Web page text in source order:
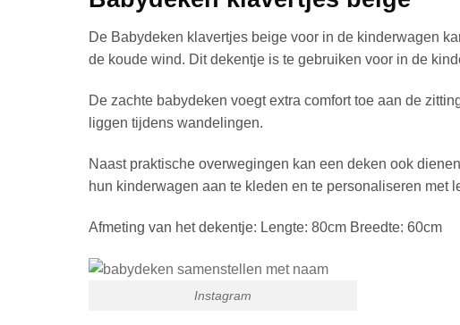
De Babydeken klavertjes beige voor in de kinderwagen
de koude wind. Dit dekentje is te gebruiken voor in de
De zachte babydeken voegt extra comfort toe aan de
liggen tijdens wandelingen.
Naast praktische overwegingen kan een deken ook
hun kinderwagen aan te kleden en te personaliseren met
Afmeting van het dekentje: Lengte: 80cm Breedte: 60cm
Instagram